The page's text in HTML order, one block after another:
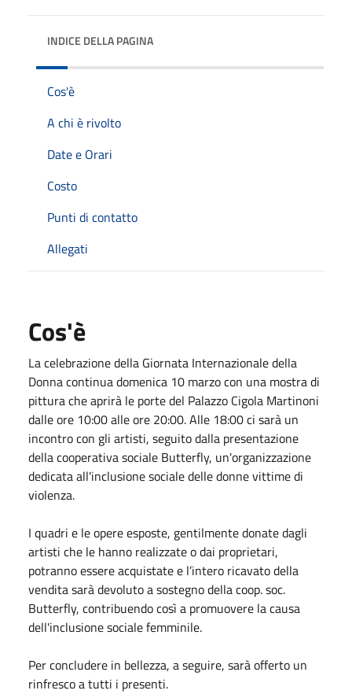
INDICE DELLA PAGINA
Cos'è
A chi è rivolto
Date e Orari
Costo
Punti di contatto
Allegati
Cos'è
La celebrazione della Giornata Internazionale della
Donna continua domenica 10 marzo con una mostra di
pittura che aprirà le porte del Palazzo Cigola Martinoni
dalle ore 10:00 alle ore 20:00. Alle 18:00 ci sarà un
incontro con gli artisti, seguito dalla presentazione
della cooperativa sociale Butterfly, un'organizzazione
dedicata all'inclusione sociale delle donne vittime di
violenza.
I quadri e le opere esposte, gentilmente donate dagli
artisti che le hanno realizzate o dai proprietari,
potranno essere acquistate e l’intero ricavato della
vendita sarà devoluto a sostegno della coop. soc.
Butterfly, contribuendo così a promuovere la causa
dell'inclusione sociale femminile.
Per concludere in bellezza, a seguire, sarà offerto un
rinfresco a tutti i presenti.